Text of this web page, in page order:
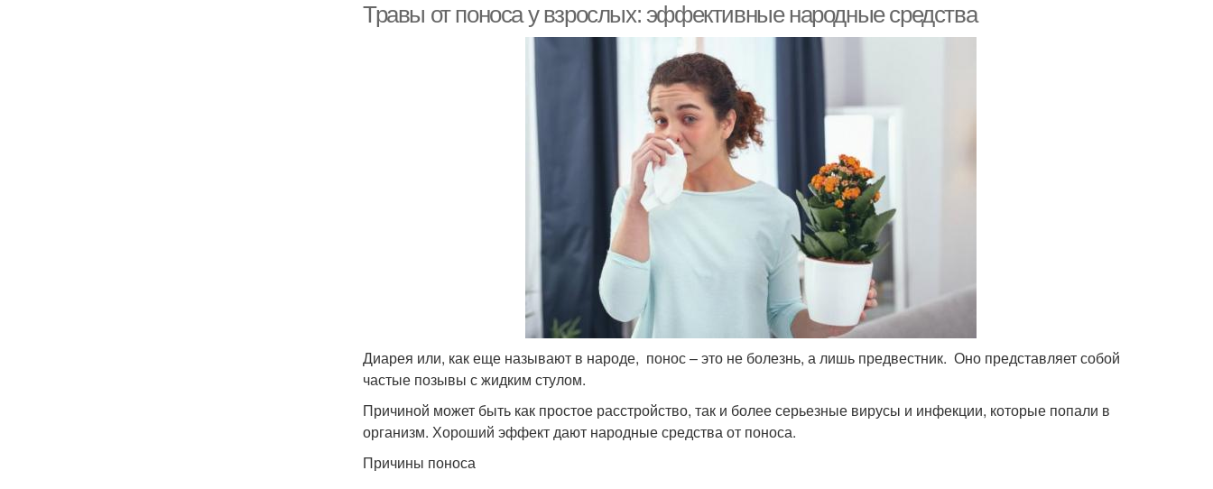
Травы от поноса у взрослых: эффективные народные средства
Диарея или, как еще называют в народе, понос – это не болезнь, а лишь предвестник. Оно представляет собой
частые позывы с жидким стулом.
Причиной может быть как простое расстройство, так и более серьезные вирусы и инфекции, которые попали в
организм. Хороший эффект дают народные средства от поноса.
Причины поноса